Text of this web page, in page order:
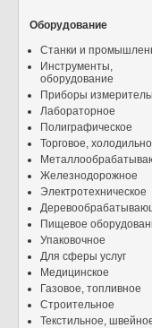
Оборудование
Станки и
Инструменты,
оборудование
Приборы
Лабораторное
Полиграфическое
Торговое,
Железнодорожное
Электротехническое
Пищевое
Упаковочное
Для сферы услуг
Медицинское
Газовое, топливное
Строительное
Текстильное,